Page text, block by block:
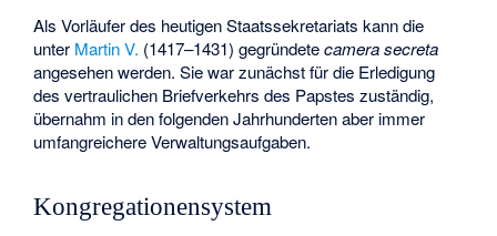
Als Vorläufer des heutigen Staatssekretariats kann die
unter Martin V. (1417–1431) gegründetecamera secreta
angesehen werden. Sie war zunächst für die Erledigung
des vertraulichen Briefverkehrs des Papstes zuständig,
übernahm in den folgenden Jahrhunderten aber immer
umfangreichere Verwaltungsaufgaben.
Kongregationensystem